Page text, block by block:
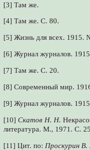
[3] Там же.
[4] Там же. С. 80.
[5] Жизнь для всех.
[6] Журнал журналов.
[7] Там же. С. 20.
[8] Современный мир.
[9] Журнал журналов.
[10] Скатов Н. Н.
литература. М., 1971. С.
[11] Цит. по: Проскурин